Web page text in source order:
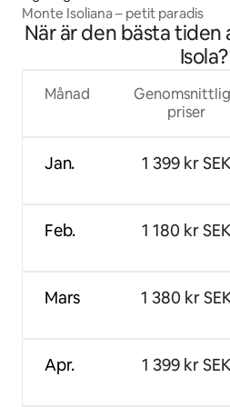
Monte Isoliana – petit paradis
När är den bästa
Isola?
Månad
Jan.
Feb.
Mars
Apr.
priser
1 399 kr
1 180 kr
1 380 kr
1 399 kr